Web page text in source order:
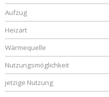
Aufzug
Heizart
Wärmequelle
Nutzungsmöglichkeit
jetzige Nutzung